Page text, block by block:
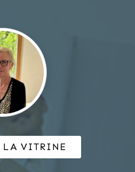
LA VITRINE